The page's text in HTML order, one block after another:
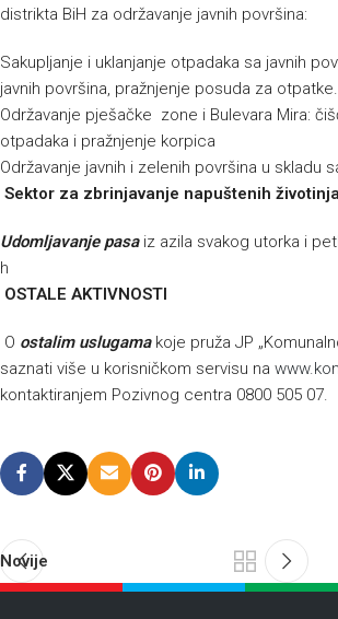
distrikta BiH za održavanje javnih površina:
Sakupljanje i uklanjanje otpadaka sa javnih
javnih površina, pražnjenje posuda za otpatke.
Održavanje pješačke zone i Bulevara Mira:
otpadaka i pražnjenje korpica
Održavanje javnih i zelenih površina u skladu
Sektor za zbrinjavanje napuštenih životinja
Udomljavanje pasaiz azila svakog utorka i
h
OSTALE AKTIVNOSTI
O ostalim uslugamakoje pruža JP
saznati više u korisničkom servisu na
kontaktiranjem Pozivnog centra 0800 505 07.
Novije